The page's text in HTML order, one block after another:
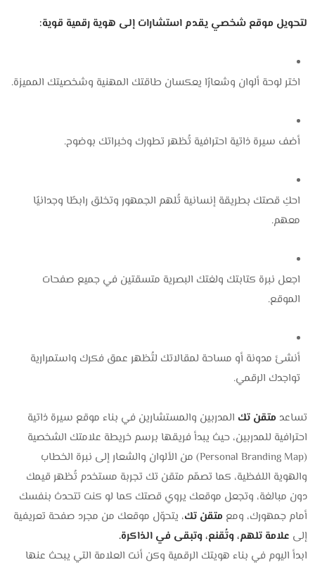
لتحويل موقع شخصي يقدم استشارات إلى هوية رقمية قوية:
اختر لوحة ألوان وشعارًا يعكسان طاقتك المهنية وشخصيتك المميزة.
أضف سيرة ذاتية احترافية تُظهر تطورك وخبراتك بوضوح.
احكِ قصتك بطريقة إنسانية تُلهم الجمهور وتخلق رابطًا وجدانيًا
معهم.
اجعل نبرة كتابتك ولغتك البصرية متسقتين في جميع صفحات
الموقع.
أنشئ مدونة أو مساحة لمقالاتك لتُظهر عمق فكرك واستمرارية
تواجدك الرقمي.
تساعد متقن تك المدربين والمستشارين في بناء موقع سيرة ذاتية
احترافية للمدربين، حيث يبدأ فريقها برسم خريطة علامتك الشخصية
(Personal Branding Map) من الألوان والشعار إلى نبرة الخطاب
والهوية اللفظية، كما تصمّم متقن تك تجربة مستخدم تُظهر قيمك
دون مبالغة، وتجعل موقعك يروي قصتك كما لو كنت تتحدث بنفسك
أمام جمهورك، ومع متقن تك، يتحوّل موقعك من مجرد صفحة تعريفية
إلى علامة تلهم، وتُقنع، وتبقى في الذاكرة.
ابدأ اليوم في بناء هويتك الرقمية وكن أنت العلامة التي يبحث عنها